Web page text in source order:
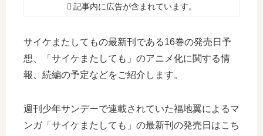
記事内に広告が含まれています。
サイケまたしてもの最新刊である16巻の発売日予
想、「サイケまたしても」のアニメ化に関する情
報、続編の予定などをご紹介します。
週刊少年サンデーで連載されていた福地翼によるマ
ンガ「サイケまたしても」の最新刊の発売日はこち